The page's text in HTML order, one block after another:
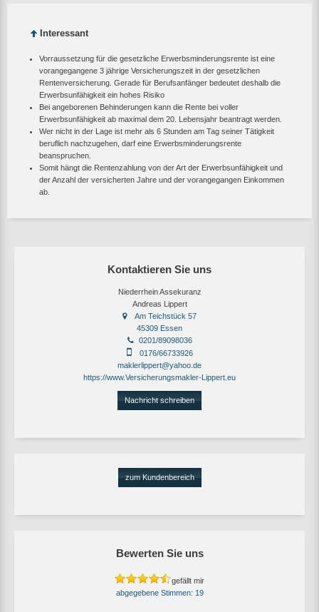
Kontaktieren Sie uns
Niederrhein Assekuranz
Andreas Lippert
Am Teichstück 57
45309 Essen
0201/89098036
0176/66733926
maklerlippert@yahoo.de
https://www.Versicherungsmakler-Lippert.eu
Nachricht schreiben
zum Kundenbereich
Bewerten Sie uns
gefällt mir
19
Interessant
Vorraussetzung für die gesetzliche Erwerbsminderungsrente ist eine
vorangegangene 3 jährige Versicherungszeit in der gesetzlichen
Rentenversicherung. Gerade für Berufsanfänger bedeutet deshalb die
Erwerbsunfähigkeit ein hohes Risiko
Bei angeborenen Behinderungen kann die Rente bei voller
Erwerbsunfähigkeit ab maximal dem 20. Lebensjahr beantragt werden.
Wer nicht in der Lage ist mehr als 6 Stunden am Tag seiner Tätigkeit
beruflich nachzugehen, darf eine Erwerbsminderungsrente
beanspruchen.
Somit hängt die Rentenzahlung von der Art der Erwerbsunfähigkeit und
der Anzahl der versicherten Jahre und der vorangegangen Einkommen
ab.